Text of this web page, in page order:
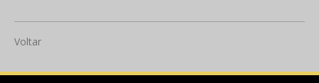
Voltar